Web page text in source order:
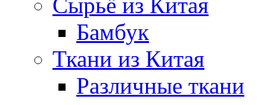
Бамбук
Ткани из Китая
Различные ткани